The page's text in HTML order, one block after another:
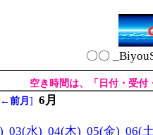
〇〇
空き時間は、「日付・受
←前月 ] 6月
03(水) 04(木) 05(金) 06(